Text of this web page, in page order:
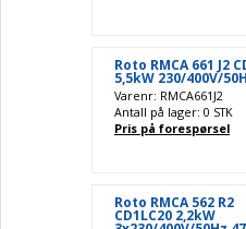
Roto RMCA 661 J2
5,5kW 230/400V/
Varenr: RMCA661J2
Antall på lager: 0 STK
Pris på forespørsel
Roto RMCA 562 R2
CD1LC20 2,2kW